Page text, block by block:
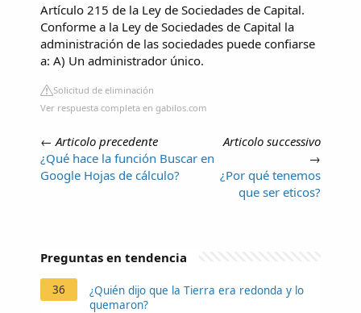
Artículo 215 de la Ley de Sociedades de Capital.
Conforme a la Ley de Sociedades de Capital la
administración de las sociedades puede confiarse
a: A) Un administrador único.
Solicitud de eliminación
Ver respuesta completa en gabilos.com
← Articolo precedente
¿Qué hace la función Buscar en
Google Hojas de cálculo?
Articolo successivo
→
¿Por qué tenemos
que ser eticos?
Preguntas en tendencia
36
¿Quién dijo que la Tierra era redonda y lo
quemaron?